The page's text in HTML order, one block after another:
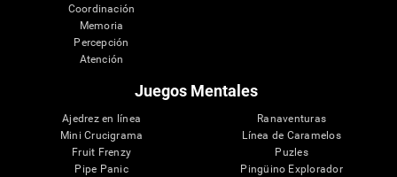
Coordinación
Memoria
Percepción
Atención
Juegos Mentales
Ajedrez en línea
Mini Crucigrama
Fruit Frenzy
Pipe Panic
Ranaventuras
Línea de Caramelos
Puzles
Pingüino Explorador